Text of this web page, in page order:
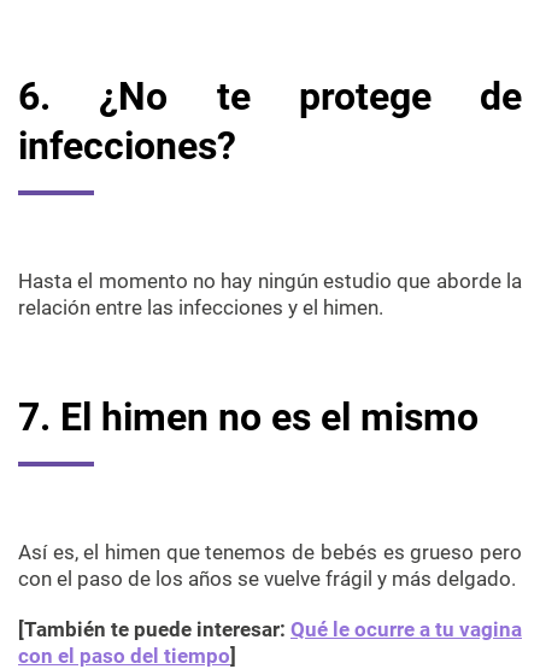
6. ¿No te protege de
infecciones?
Hasta el momento no hay ningún estudio que aborde la
relación entre las infecciones y el himen.
7. El himen no es el mismo
Así es, el himen que tenemos de bebés es grueso pero
con el paso de los años se vuelve frágil y más delgado.
[También te puede interesar: Qué le ocurre a tu vagina
con el paso del tiempo]